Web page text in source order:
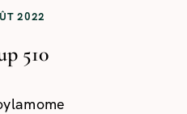
2022
510